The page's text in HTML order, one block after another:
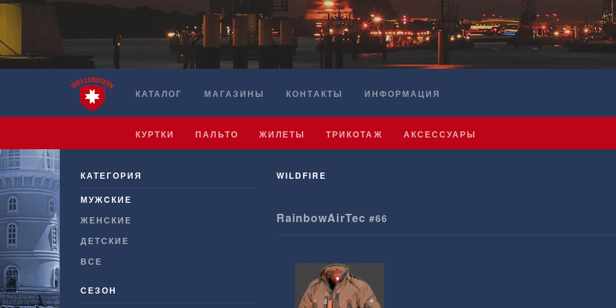
КАТАЛОГ
КУРТКИ ПАЛЬТО ЖИЛЕТЫ ТРИКОТАЖ АКСЕССУАРЫ
МАГАЗИНЫ КОНТАКТЫ ИНФОРМАЦИЯ
КАТЕГОРИЯ
МУЖCКИЕ
ЖЕНСКИЕ
ДЕТСКИЕ
ВСЕ
СЕЗОН
WILDFIRE
RainbowAirTec #66